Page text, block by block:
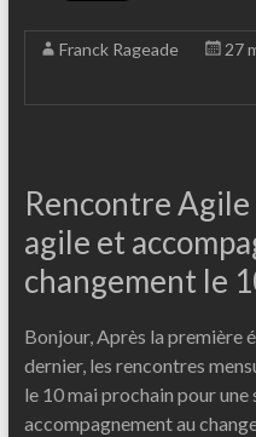
Franck Rageade 27
Rencontre
agile et
changement le
Bonjour, Après la première
dernier, les rencontres
le 10 mai prochain pour
accompagnement au